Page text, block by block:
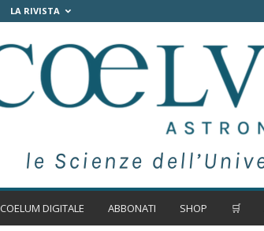
LA RIVISTA
COELUM DIGITALE ABBONATI SHOP 🛒